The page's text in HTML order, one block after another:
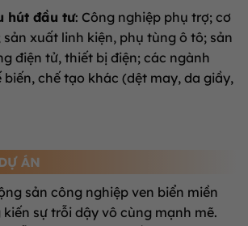
hút đầu tư: Công nghiệp phụ trợ; cơ
xuất linh kiện, phụ tùng ô tô; sản
điện tử, thiết bị điện; các ngành
chế tạo khác (dệt may, da giầy,
ÁN
sản công nghiệp ven biển miền
sự trỗi dậy vô cùng mạnh mẽ.